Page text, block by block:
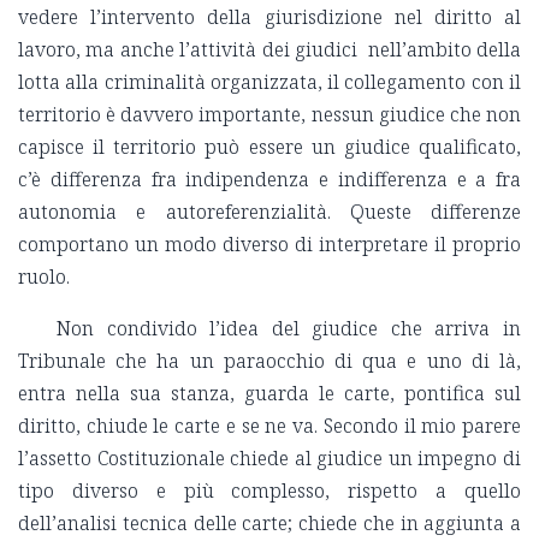
vedere l’intervento della giurisdizione nel diritto al
lavoro, ma anche l’attività dei giudici nell’ambito della
lotta alla criminalità organizzata, il collegamento con il
territorio è davvero importante, nessun giudice che non
capisce il territorio può essere un giudice qualificato,
c’è differenza fra indipendenza e indifferenza e a fra
autonomia e autoreferenzialità. Queste differenze
comportano un modo diverso di interpretare il proprio
ruolo.
Non condivido l’idea del giudice che arriva in
Tribunale che ha un paraocchio di qua e uno di là,
entra nella sua stanza, guarda le carte, pontifica sul
diritto, chiude le carte e se ne va. Secondo il mio parere
l’assetto Costituzionale chiede al giudice un impegno di
tipo diverso e più complesso, rispetto a quello
dell’analisi tecnica delle carte; chiede che in aggiunta a